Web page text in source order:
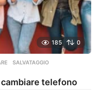
185 0
,SALVATAGGIO
telefono